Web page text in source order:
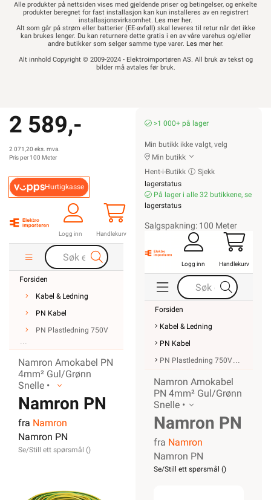
Alle produkter på nettsiden vises med gjeldende priser og betingelser, og enkelte
produkter beregnet for fast installasjon kan kun installeres av en registrert
installasjonsvirksomhet. Les mer her.
Alt som går på strøm eller batterier (EE-avfall) skal leveres til retur når det ikke
kan brukes lenger. Du kan returnere dette gratis i en av våre varehus og/eller
andre butikker som selger samme type varer. Les mer her.
Alt innhold Copyright © 2009-2024 - Elektroimportøren AS. All bruk av tekst og
bilder må avtales før bruk.
2 589,-
2 071,20 eks. mva.
Pris per 100 Meter
Hurtigkasse
Logg inn Handlekurv
Forsiden
Kabel & Ledning
PN Kabel
PN Plastledning 750V
Namron Amokabel PN
4mm² Gul/Grønn
Snelle •
Namron PN
4mm²
Gul/Grønn
fra Namron
Namron PN
Se/Still ett spørsmål ()
>1 000+ på lager
Min butikk ikke valgt, velg
Min butikk
Hent-i-Butikk
Sjekk
lagerstatus
På lager i alle 32 butikkene, se
lagerstatus
Salgspakning: 100 Meter
Logg inn Handlekurv
Forsiden
Kabel & Ledning
PN Kabel
PN Plastledning 750V
Namron Amokabel
PN 4mm² Gul/Grønn
Snelle •
Namron PN
4mm²
Gul/Grønn
fra Namron
Namron PN
Se/Still ett spørsmål ()